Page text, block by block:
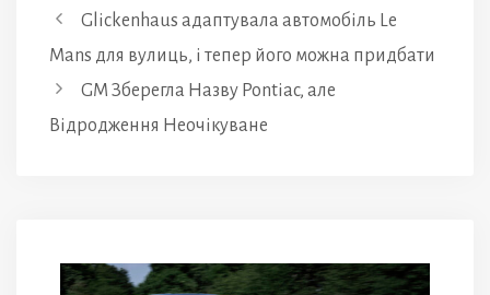
Glickenhaus адаптувала автомобіль Le
Mans для вулиць, і тепер його можна придбати
GM Зберегла Назву Pontiac, але
Відродження Неочікуване